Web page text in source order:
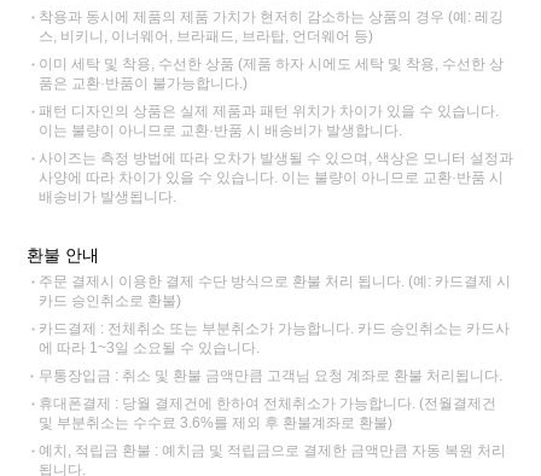
착용과 동시에 제품의 제품 가치가 현저히 감소하는 상품의 경우 (예: 레깅
스, 비키니, 이너웨어, 브라패드, 브라탑, 언더웨어 등)
이미 세탁 및 착용, 수선한 상품 (제품 하자 시에도 세탁 및 착용, 수선한 상
품은 교환·반품이 불가능합니다.)
패턴 디자인의 상품은 실제 제품과 패턴 위치가 차이가 있을 수 있습니다.
이는 불량이 아니므로 교환·반품 시 배송비가 발생합니다.
사이즈는 측정 방법에 따라 오차가 발생될 수 있으며, 색상은 모니터 설정과
사양에 따라 차이가 있을 수 있습니다. 이는 불량이 아니므로 교환·반품 시
배송비가 발생됩니다.
환불 안내
주문 결제시 이용한 결제 수단 방식으로 환불 처리 됩니다. (예: 카드결제 시
카드 승인취소로 환불)
카드결제 : 전체취소 또는 부분취소가 가능합니다. 카드 승인취소는 카드사
에 따라 1~3일 소요될 수 있습니다.
무통장입금 : 취소 및 환불 금액만큼 고객님 요청 계좌로 환불 처리됩니다.
휴대폰결제 : 당월 결제건에 한하여 전체취소가 가능합니다. (전월결제건
및 부분취소는 수수료 3.6%를 제외 후 환불계좌로 환불)
예치, 적립금 환불 : 예치금 및 적립금으로 결제한 금액만큼 자동 복원 처리
됩니다.